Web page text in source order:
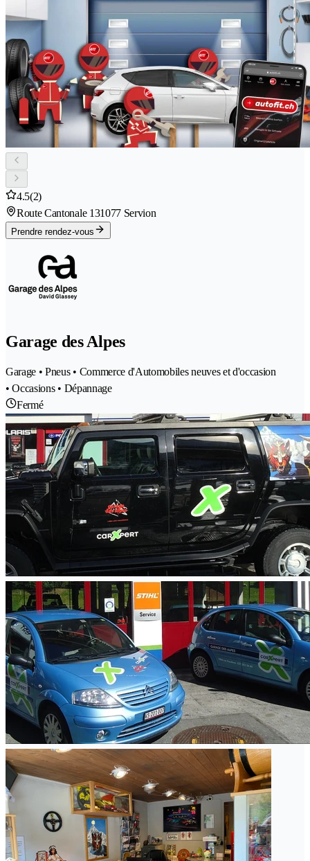
4.5(2)
Route Cantonale 131077 Servion
Prendre rendez-vous
Garage des Alpes
Garage • Pneus • Commerce d'Automobiles neuves et d'occasion
• Occasions • Dépannage
Fermé